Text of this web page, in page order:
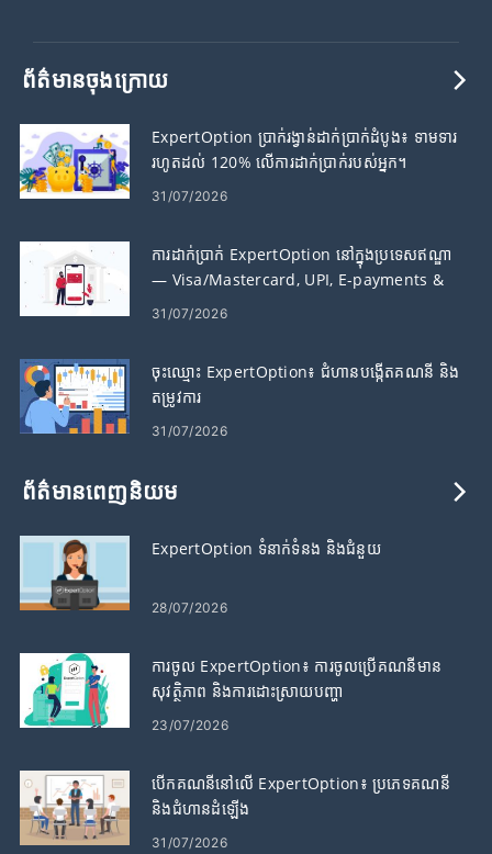
ព័ត៌មានចុងក្រោយ
ExpertOption ប្រាក់រង្វាន់ដាក់ប្រាក់ដំបូង៖ ទាមទារ
រហូតដល់ 120% លើការដាក់ប្រាក់របស់អ្នក។
31/07/2026
ការដាក់ប្រាក់ ExpertOption នៅក្នុងប្រទេសឥណ្ឌា
— Visa/Mastercard, UPI, E-payments &
Crypto
31/07/2026
ចុះឈ្មោះ ExpertOption៖ ជំហានបង្កើតគណនី និង
តម្រូវការ
31/07/2026
ព័ត៌មានពេញនិយម
ExpertOption ទំនាក់ទំនង និងជំនួយ
28/07/2026
ការចូល ExpertOption៖ ការចូលប្រើគណនីមាន
សុវត្ថិភាព និងការដោះស្រាយបញ្ហា
23/07/2026
បើកគណនីនៅលើ ExpertOption៖ ប្រភេទគណនី
និងជំហានដំឡើង
31/07/2026